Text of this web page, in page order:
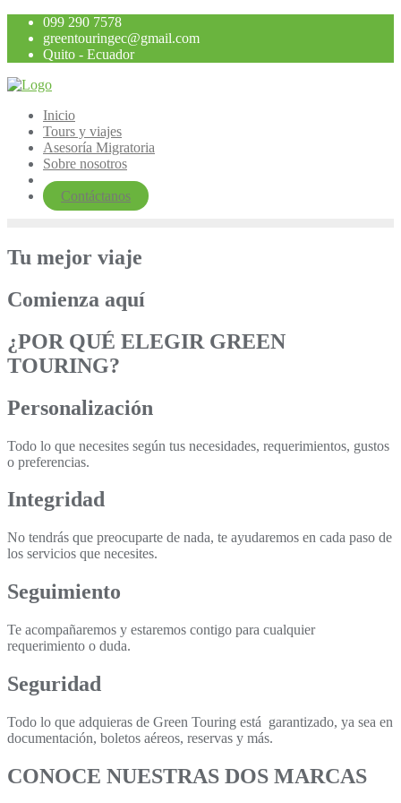
Saltar
contenido
099 290 7578
greentouringec@gmail.com
Quito - Ecuador
Inicio
Tours y viajes
Asesoría Migratoria
Sobre nosotros
Contáctanos
Tu mejor viaje
Comienza aquí
¿POR QUÉ ELEGIR GREEN
TOURING?
Personalización
Todo lo que necesites según tus necesidades, requerimientos, gustos
o preferencias.
Integridad
No tendrás que preocuparte de nada, te ayudaremos en cada paso de
los servicios que necesites.
Seguimiento
Te acompañaremos y estaremos contigo para cualquier
requerimiento o duda.
Seguridad
Todo lo que adquieras de Green Touring está garantizado, ya sea en
documentación, boletos aéreos, reservas y más.
CONOCE NUESTRAS DOS MARCAS